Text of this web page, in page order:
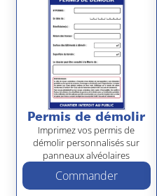
Permis de démolir
Imprimez vos permis de
démolir personnalisés sur
panneaux alvéolaires
Commander